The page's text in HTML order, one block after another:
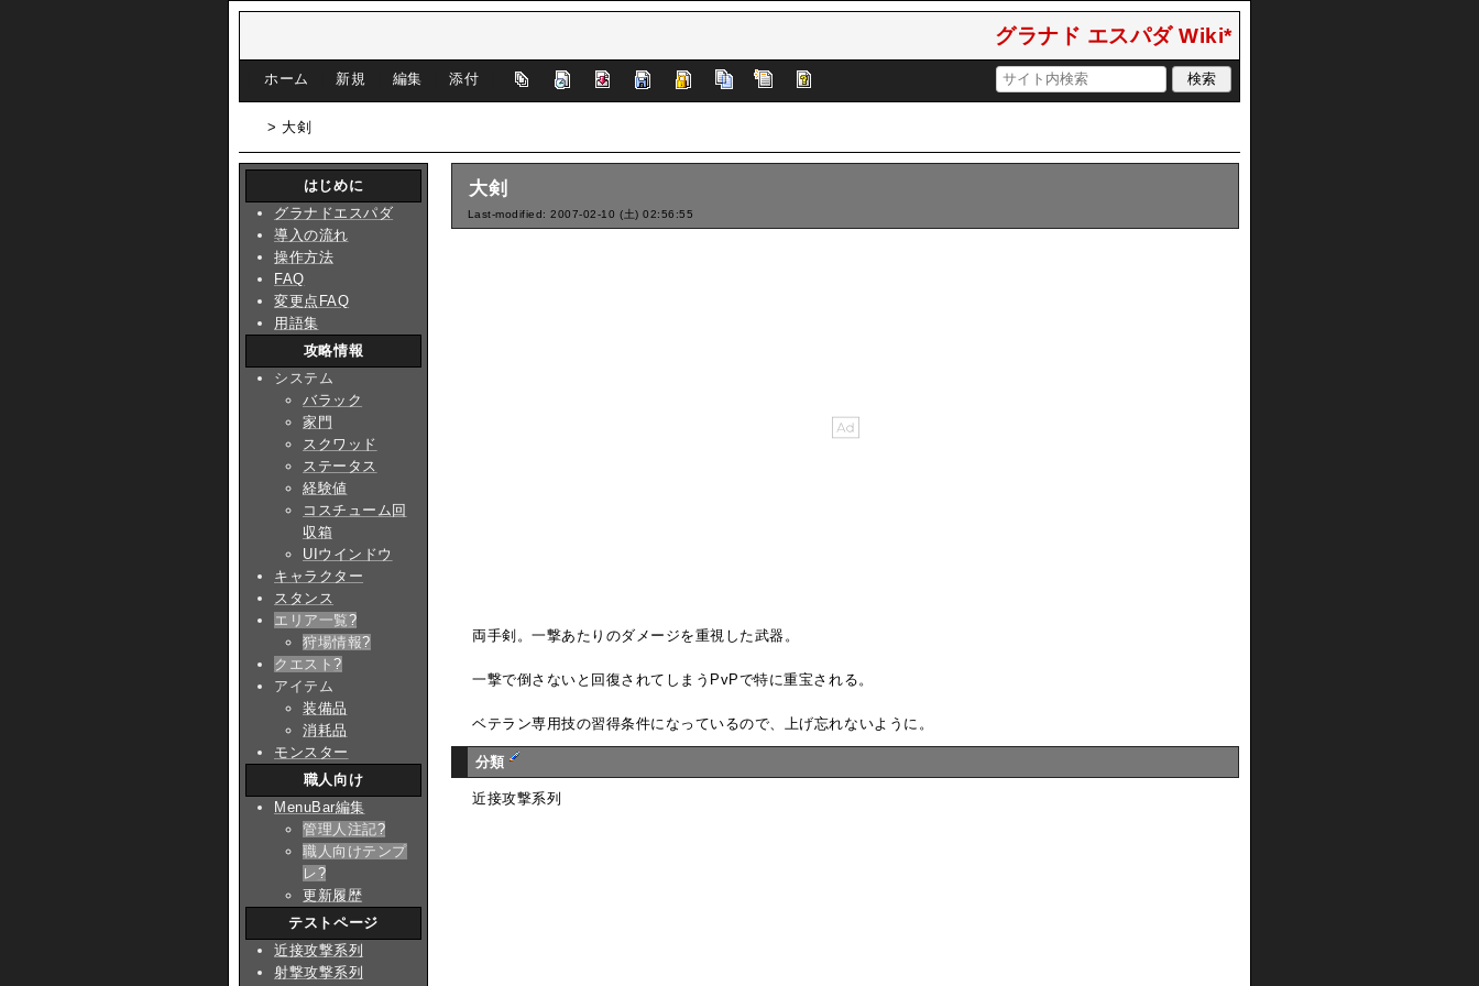
グラナド エスパダ Wiki*
ホーム 新規 編集 添付
> 大剣
大剣
Last-modified: 2007-02-10 (土) 02:56:55
両手剣。一撃あたりのダメージを重視した武器。
一撃で倒さないと回復されてしまうPvPで特に重宝される。
ベテラン専用技の習得条件になっているので、上げ忘れないように。
分類
近接攻撃系列
はじめに
グラナドエスパダ
導入の流れ
操作方法
FAQ
変更点FAQ
用語集
攻略情報
システム
バラック
家門
スクワッド
ステータス
経験値
コスチューム回
収箱
UIウインドウ
キャラクター
スタンス
エリア一覧?
狩場情報?
クエスト?
アイテム
装備品
消耗品
モンスター
職人向け
MenuBar編集
管理人注記?
職人向けテンプ
レ?
更新履歴
テストページ
近接攻撃系列
射撃攻撃系列